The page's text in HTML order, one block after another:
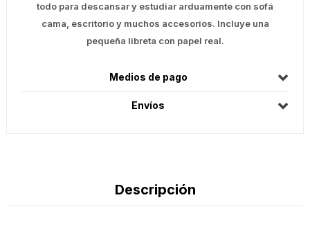
todo para descansar y estudiar arduamente con sofá
cama, escritorio y muchos accesorios. Incluye una
pequeña libreta con papel real.
Medios de pago
Envíos
Descripción